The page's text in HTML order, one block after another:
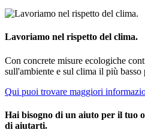
Lavoriamo nel rispetto del clima.
Con concrete misure ecologiche
sull'ambiente e sul clima il più basso
Qui puoi trovare maggiori
Hai bisogno di un aiuto per il tuo
di aiutarti.